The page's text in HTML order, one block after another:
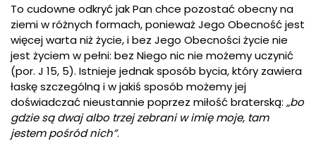
To cudowne odkryć jak Pan chce pozostać obecny na
ziemi w różnych formach, ponieważ Jego Obecność jest
więcej warta niż życie, i bez Jego Obecności życie nie
jest życiem w pełni: bez Niego nic nie możemy uczynić
(por. J 15, 5). Istnieje jednak sposób bycia, który zawiera
łaskę szczególną i w jakiś sposób możemy jej
doświadczać nieustannie poprzez miłość braterską: „bo
gdzie są dwaj albo trzej zebrani w imię moje, tam
jestem pośród nich”.